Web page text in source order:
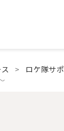
> ロケ隊サ